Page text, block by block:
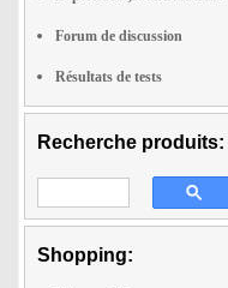
Forum de discussion
Résultats de tests
Recherche produits:
Shopping: